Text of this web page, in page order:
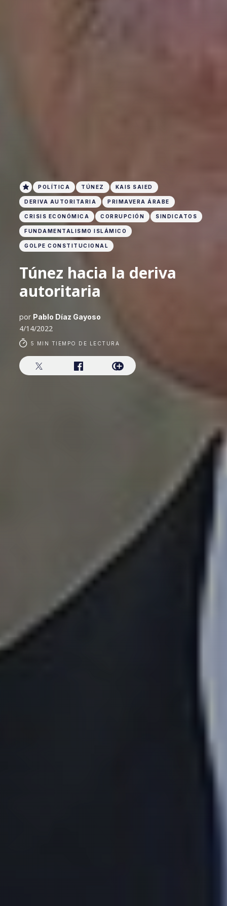
POLÍTICA TÚNEZ KAIS SAIED
DERIVA AUTORITARIA PRIMAVERA ÁRABE
CRISIS ECONÓMICA CORRUPCIÓN SINDICATOS
FUNDAMENTALISMO ISLÁMICO
GOLPE CONSTITUCIONAL
Túnez hacia la deriva
autoritaria
por Pablo Díaz Gayoso
4/14/2022
5 MIN TIEMPO DE LECTURA